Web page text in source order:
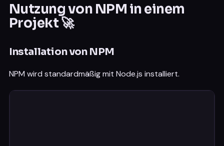
Nutzung von NPM in einem
Projekt 🚀
Installation von NPM
NPM wird standardmäßig mit Node.js installiert.